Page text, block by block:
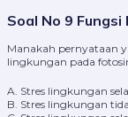
Soal No 9
Manakah pernyataan
lingkungan pada
A. Stres lingkungan
B. Stres lingkungan